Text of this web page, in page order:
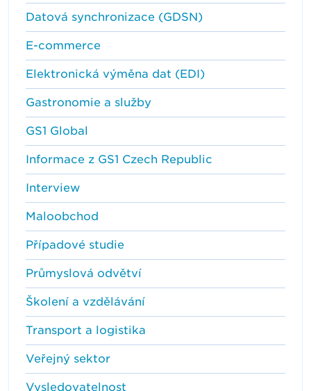
Datová synchronizace (GDSN)
E-commerce
Elektronická výměna dat (EDI)
Gastronomie a služby
GS1 Global
Informace z GS1 Czech Republic
Interview
Maloobchod
Případové studie
Průmyslová odvětví
Školení a vzdělávání
Transport a logistika
Veřejný sektor
Vysledovatelnost